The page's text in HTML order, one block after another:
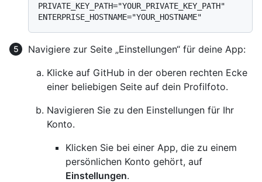
PRIVATE_KEY_PATH="YOUR_PRIVATE_KEY_PATH"
Navigiere zur Seite „Einstellungen“ für deine App:
Klicke auf GitHub in der oberen rechten Ecke
einer beliebigen Seite auf dein Profilfoto.
Navigieren Sie zu den Einstellungen für Ihr
Konto.
Klicken Sie bei einer App, die zu einem
persönlichen Konto gehört, auf
Einstellungen.